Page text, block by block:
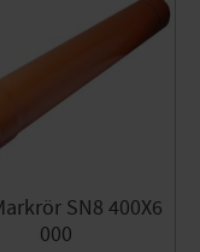
SN8 400X6
000